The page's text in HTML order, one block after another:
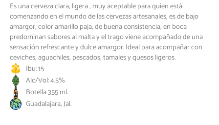
Es una cerveza clara, ligera , muy aceptable para quien está
comenzando en el mundo de las cervezas artesanales, es de bajo
amargor, color amarillo paja, de buena consistencia, en boca
predominan sabores al malta y el trago viene acompañado de una
sensación refrescante y dulce amargor. Ideal para acompañar con
ceviches, aguachiles, pescados, tamales y quesos ligeros.
Ibu: 15
Alc/Vol: 4.5%
Botella 355 ml.
Guadalajara, Jal.